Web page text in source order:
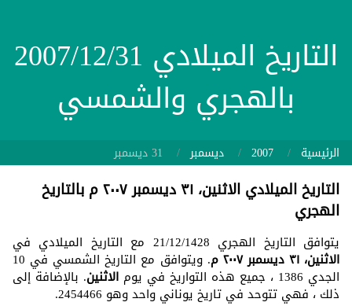
التاريخ الميلادي 2007/12/31
بالهجري والشمسي
الرئيسية 2007 ديسمبر 31 ديسمبر
التاريخ الميلادي الاثنين، ٣١ ديسمبر ٢٠٠٧ م بالتاريخ
الهجري
يتوافق التاريخ الهجري 21/12/1428 مع التاريخ الميلادي في
الاثنين، ٣١ ديسمبر ٢٠٠٧ م . ويتوافق مع التاريخ الشمسي في 10
الجدي 1386 ، جميع هذه التواريخ في يوم الاثنين. بالإضافة إلى
ذلك ، فهي تتوحد في تاريخ يوناني واحد وهو 2454466.